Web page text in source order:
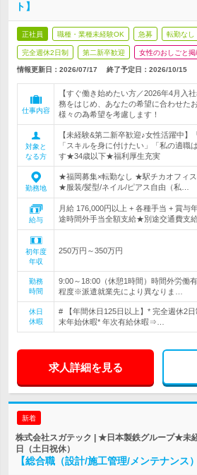
ト】
正社員 職種・業種未経験OK 急募 転勤なし
完全週休2日制 第二新卒歓迎 女性のおしごと掲
情報更新日：2026/07/17 終了予定日： 2026/10/15
仕事内容
【すぐ働き始めたい方／2026年4月入
務をはじめ、あなたの希望に合わせた
様々の為希望を考慮します！
対象と
なる方
【未経験&第二新卒歓迎♪女性活躍中】
「スキルを身に付けたい」「私の適職
す★34歳以下★福利厚生充実
勤務地
★福岡募集×転勤なし ★駅チカオフィ
★服装/髪型/ネイル/ピアス自由（私…
給与
月給 176,000円以上 + 各種手当 + 賞
途時間外手当全額支給★別途交通費支
初年度
年収
250万円～350万円
勤務
時間
9:00～18:00（休憩1時間）時間外労働
程度※派遣就業先により異なりま…
休日
休暇
# 【年間休日125日以上】* 完全週休2
末年始休暇* 年次有給休暇⇒…
求人詳細を見る
新着
株式会社スガテック | ★日本製鉄グループ★
日（土日祝休）
【総合職（設計/施工管理/メンテナンス